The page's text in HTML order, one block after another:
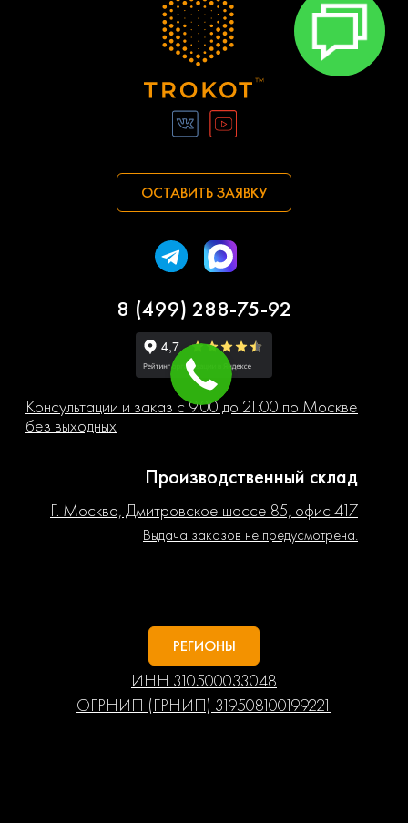
ОСТАВИТЬ ЗАЯВКУ
8 (499) 288-75-92
Консультации и заказ с 9:00 до 21:00 по Москве
без выходных
Производственный склад
Г. Москва, Дмитровское шоссе 85, офис 417
Выдача заказов не предусмотрена.
РЕГИОНЫ
ИНН 310500033048
ОГРНИП (ГРНИП) 319508100199221